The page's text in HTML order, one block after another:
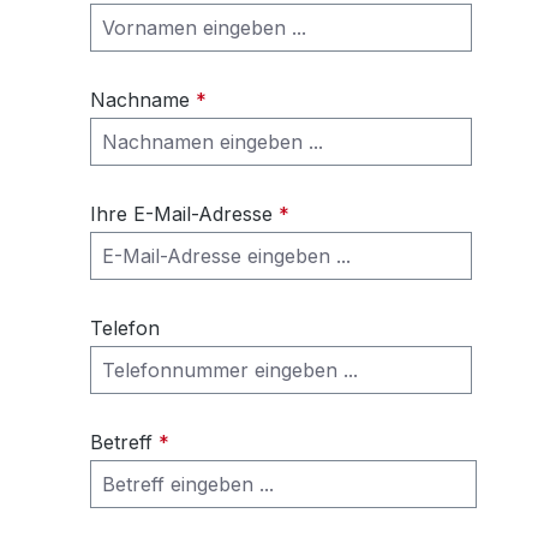
Nachname *
Ihre E-Mail-Adresse *
Telefon
Betreff *